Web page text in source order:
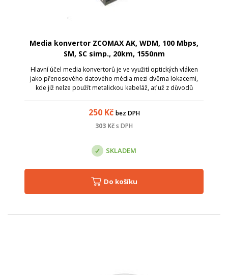
Media konvertor ZCOMAX AK, WDM, 100 Mbps,
SM, SC simp., 20km, 1550nm
Hlavní účel media konvertorů je ve využití optických vláken
jako přenosového datového média mezi dvěma lokacemi,
kde již nelze použít metalickou kabeláž, ať už z důvodů
250Kč bez DPH
303 Kčs DPH
SKLADEM
Do košíku